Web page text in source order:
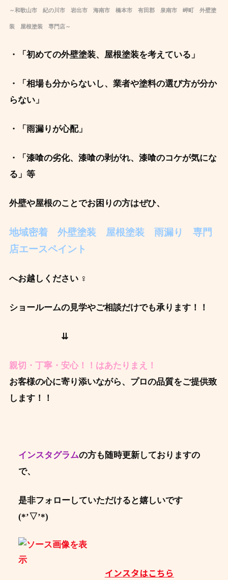
～和歌山市 紀の川市 岩出市 海南市 橋本市 有田郡 泉南市 岬町 外壁塗
装 屋根塗装 専門店～
・「初めての外壁塗装、屋根塗装を考えている」
・「相場も分からないし、業者や塗料の選び方が分か
らない」
・ 「雨漏りが心配」
・「漆喰の劣化、漆喰の剥がれ、漆喰のコケが気にな
る」等
外壁や屋根のことでお困りの方はぜひ、
地域密着 外壁塗装 屋根塗装 雨漏り 専門
店エースペイント
へお越しください ‍♀️
ショールームの見学やご相談だけでも承ります！！
⇊
親切・丁寧・安心！！はあたりまえ！
お客様の心に寄り添いながら、プロの品質をご提供致
します！！
インスタグラムの方も随時更新しておりますの
で、
是非フォローしていただけると嬉しいです
(*’▽’*)
インスタはこちら